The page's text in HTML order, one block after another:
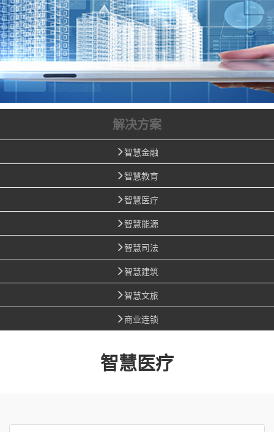
解决方案
智慧金融
智慧教育
智慧医疗
智慧能源
智慧司法
智慧建筑
智慧文旅
商业连锁
智慧医疗